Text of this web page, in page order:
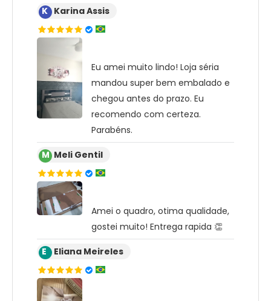
K Karina Assis
Eu amei muito lindo! Loja séria
mandou super bem embalado e
chegou antes do prazo. Eu
recomendo com certeza.
Parabéns.
M Meli Gentil
Amei o quadro, otima qualidade,
gostei muito! Entrega rapida 👏
E Eliana Meireles